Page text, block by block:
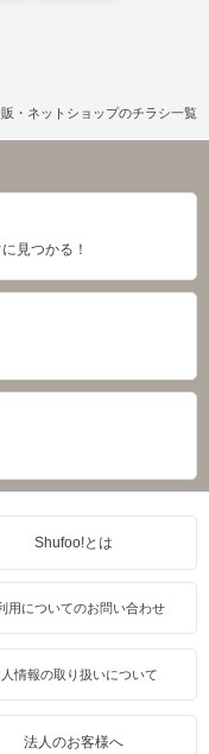
・ネットショップのチラシ一覧
見つかる！
Shufoo!とは
用についてのお問い合わせ
情報の取り扱いについて
法人のお客様へ